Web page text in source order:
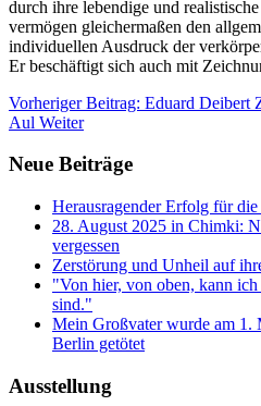
durch ihre lebendige und
vermögen gleichermaßen den
individuellen Ausdruck der
Er beschäftigt sich auch mit
Vorheriger Beitrag: Eduard Deibert
Aul Weiter
Neue Beiträge
Herausragender Erfolg für
28. August 2025 in Chimki:
vergessen
Zerstörung und Unheil auf
"Von hier, von oben, kann
sind."
Mein Großvater wurde am 1.
Berlin getötet
Ausstellung